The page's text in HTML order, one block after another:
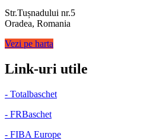
Str.Tușnadului nr.5
Oradea, Romania
Vezi pe harta
Link-uri utile
- Totalbaschet
- FRBaschet
- FIBA Europe